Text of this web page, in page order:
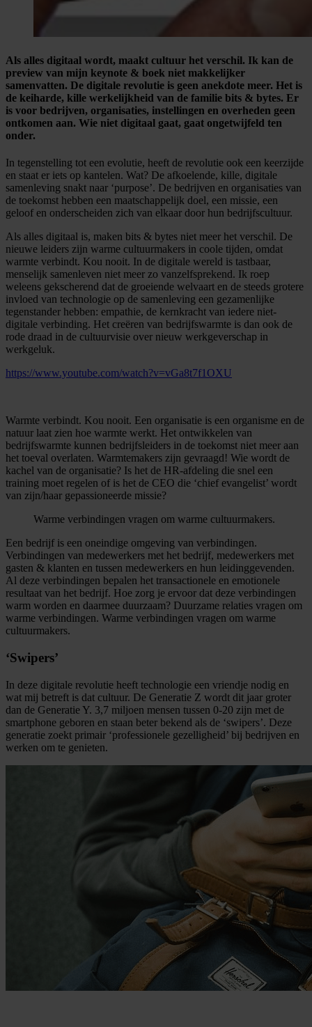
Als alles digitaal wordt, maakt cultuur het verschil. Ik kan de
preview van mijn keynote & boek niet makkelijker
samenvatten. De digitale revolutie is geen anekdote meer. Het is
de keiharde, kille werkelijkheid van de familie bits & bytes. Er
is voor bedrijven, organisaties, instellingen en overheden geen
ontkomen aan. Wie niet digitaal gaat, gaat ongetwijfeld ten
onder.
In tegenstelling tot een evolutie, heeft de revolutie ook een keerzijde
en staat er iets op kantelen. Wat? De afkoelende, kille, digitale
samenleving snakt naar ‘purpose’. De bedrijven en organisaties van
de toekomst hebben een maatschappelijk doel, een missie, een
geloof en onderscheiden zich van elkaar door hun bedrijfscultuur.
Als alles digitaal is, maken bits & bytes niet meer het verschil. De
nieuwe leiders zijn warme cultuurmakers in coole tijden, omdat
warmte verbindt. Kou nooit. In de digitale wereld is tastbaar,
menselijk samenleven niet meer zo vanzelfsprekend. Ik roep
weleens gekscherend dat de groeiende welvaart en de steeds grotere
invloed van technologie op de samenleving een gezamenlijke
tegenstander hebben: empathie, de kernkracht van iedere niet-
digitale verbinding. Het creëren van bedrijfswarmte is dan ook de
rode draad in de cultuurvisie over nieuw werkgeverschap in
werkgeluk.
https://www.youtube.com/watch?v=vGa8t7f1OXU
Warmte verbindt. Kou nooit. Een organisatie is een organisme en de
natuur laat zien hoe warmte werkt. Het ontwikkelen van
bedrijfswarmte kunnen bedrijfsleiders in de toekomst niet meer aan
het toeval overlaten. Warmtemakers zijn gevraagd! Wie wordt de
kachel van de organisatie? Is het de HR-afdeling die snel een
training moet regelen of is het de CEO die ‘chief evangelist’ wordt
van zijn/haar gepassioneerde missie?
Warme verbindingen vragen om warme cultuurmakers.
Een bedrijf is een oneindige omgeving van verbindingen.
Verbindingen van medewerkers met het bedrijf, medewerkers met
gasten & klanten en tussen medewerkers en hun leidinggevenden.
Al deze verbindingen bepalen het transactionele en emotionele
resultaat van het bedrijf. Hoe zorg je ervoor dat deze verbindingen
warm worden en daarmee duurzaam? Duurzame relaties vragen om
warme verbindingen. Warme verbindingen vragen om warme
cultuurmakers.
‘Swipers’
In deze digitale revolutie heeft technologie een vriendje nodig en
wat mij betreft is dat cultuur. De Generatie Z wordt dit jaar groter
dan de Generatie Y. 3,7 miljoen mensen tussen 0-20 zijn met de
smartphone geboren en staan beter bekend als de ‘swipers’. Deze
generatie zoekt primair ‘professionele gezelligheid’ bij bedrijven en
werken om te genieten.